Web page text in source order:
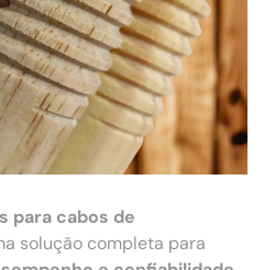
para cabos de
solução completa para